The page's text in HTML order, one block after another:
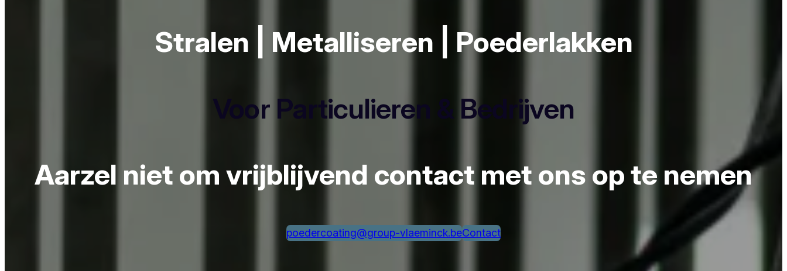
Stralen | Metalliseren | Poederlakken
Voor Particulieren & Bedrijven
Aarzel niet om vrijblijvend contact met ons op te nemen
poedercoating@group-vlaeminck.beContact